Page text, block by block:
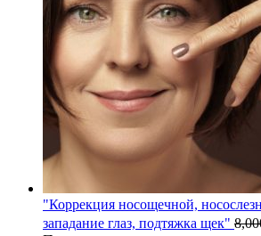
"Коррекция носощечной,
западание глаз, подтяжка щек"